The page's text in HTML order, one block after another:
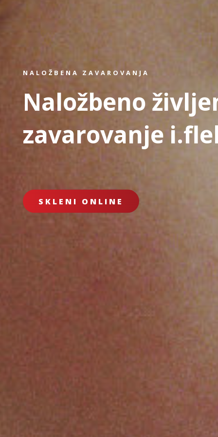
NALOŽBENA ZAVAROVANJA
Naložbeno
zavarovanje
SKLENI ONLINE